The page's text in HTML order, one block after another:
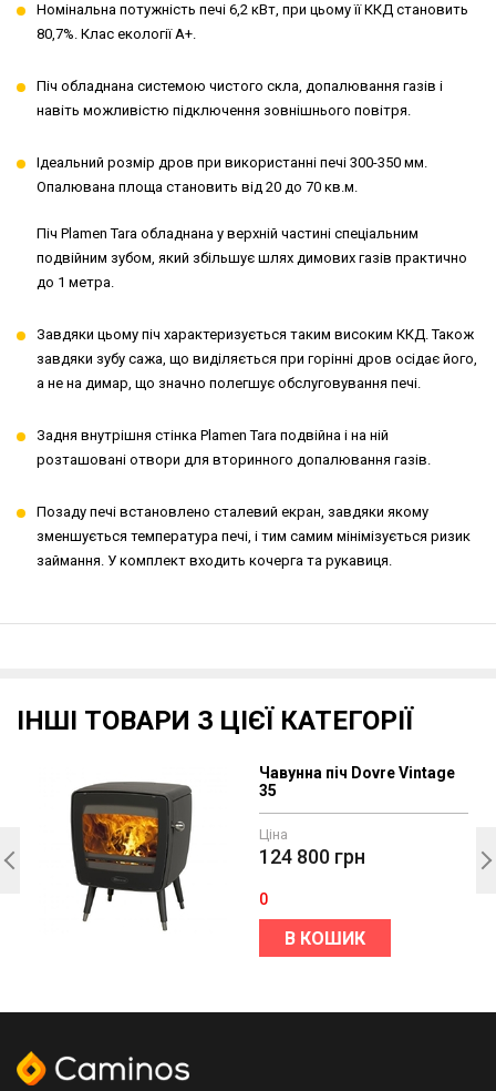
Номінальна потужність печі 6,2 кВт, при цьому її ККД становить
80,7%. Клас екології А+.
Піч обладнана системою чистого скла, допалювання газів і
навіть можливістю підключення зовнішнього повітря.
Ідеальний розмір дров при використанні печі 300-350 мм.
Опалювана площа становить від 20 до 70 кв.м.
Піч Plamen Tara обладнана у верхній частині спеціальним
подвійним зубом, який збільшує шлях димових газів практично
до 1 метра.
Завдяки цьому піч характеризується таким високим ККД. Також
завдяки зубу сажа, що виділяється при горінні дров осідає його,
а не на димар, що значно полегшує обслуговування печі.
Задня внутрішня стінка Plamen Tara подвійна і на ній
розташовані отвори для вторинного допалювання газів.
Позаду печі встановлено сталевий екран, завдяки якому
зменшується температура печі, і тим самим мінімізується ризик
займання. У комплект входить кочерга та рукавиця.
ІНШІ ТОВАРИ З ЦІЄЇ КАТЕГОРІЇ
Чавунна піч Dovre Vintage
35
Ціна
124 800 грн
0
В КОШИК